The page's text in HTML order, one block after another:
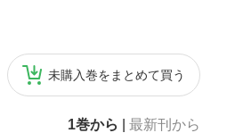
未購入巻をまとめて買う
1巻から 最新刊から